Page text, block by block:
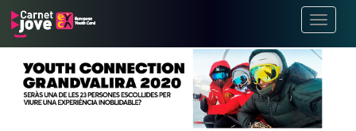
Toggle